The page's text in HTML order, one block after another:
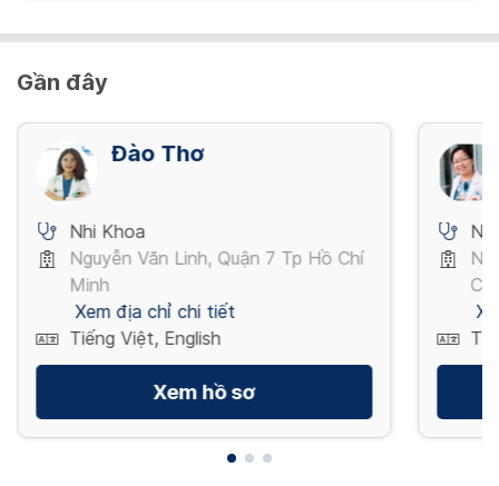
Gần đây
Đào Thơ
Nhi Khoa
Nguyễn Văn Linh, Quận 7 Tp Hồ Chí
Minh
Xem địa chỉ chi tiết
Tiếng Việt, English
Xem hồ sơ